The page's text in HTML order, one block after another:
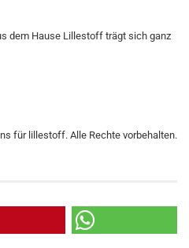
dem Hause Lillestoff trägt sich ganz
für lillestoff. Alle Rechte vorbehalten.